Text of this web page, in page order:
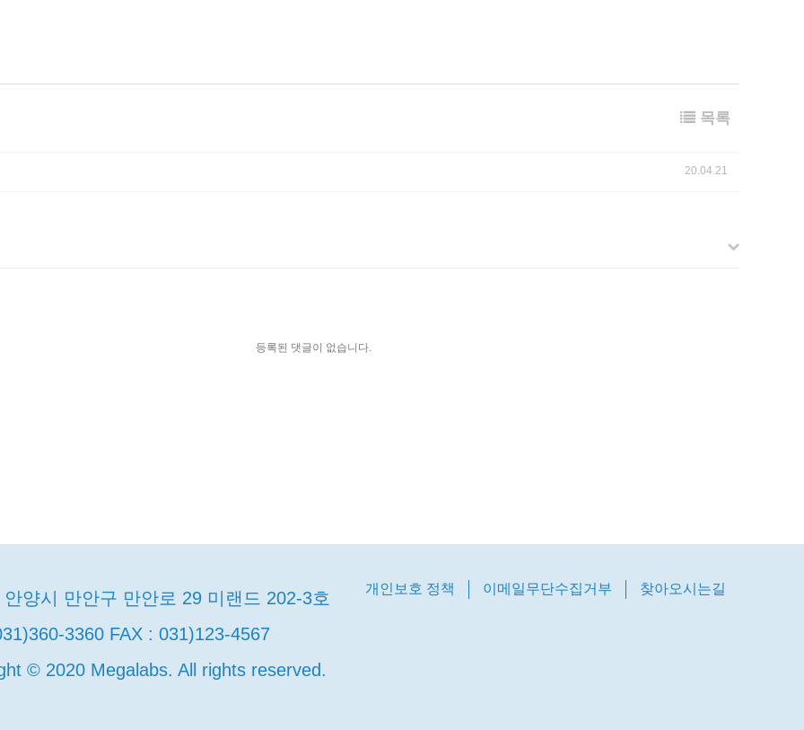
목록
20.04.21
등록된 댓글이 없습니다.
양시 만안구 만안로 29 미랜드 202-3호
3360 FAX : 031)123-4567
© 2020 Megalabs. All rights reserved.
개인보호 정책 이메일무단수집거부 찾아오시는길